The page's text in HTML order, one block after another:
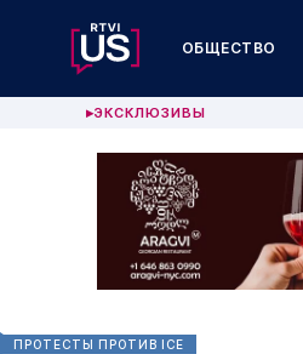
ОБЩЕСТВО
▶ЭКСКЛЮЗИВЫ
ПРОТЕСТЫ ПРОТИВ ICE